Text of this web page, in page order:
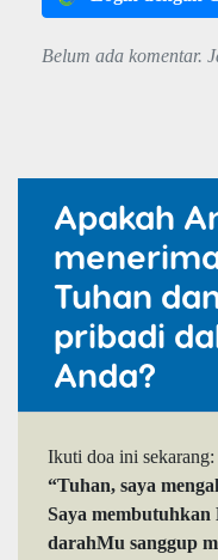
Belum ada komentar.
Apakah
Tuhan
pribadi
Anda?
Ikuti doa ini sekarang:
“Tuhan, saya
Saya membutuhkan
darahMu sanggup